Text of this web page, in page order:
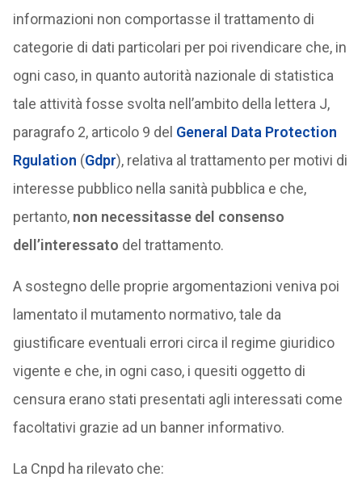
informazioni non comportasse il trattamento di
categorie di dati particolari per poi rivendicare che, in
ogni caso, in quanto autorità nazionale di statistica
tale attività fosse svolta nell’ambito della lettera J,
paragrafo 2, articolo 9 del General Data Protection
Rgulation (Gdpr), relativa al trattamento per motivi di
interesse pubblico nella sanità pubblica e che,
pertanto, non necessitasse del consenso
dell’interessato del trattamento.
A sostegno delle proprie argomentazioni veniva poi
lamentato il mutamento normativo, tale da
giustificare eventuali errori circa il regime giuridico
vigente e che, in ogni caso, i quesiti oggetto di
censura erano stati presentati agli interessati come
facoltativi grazie ad un banner informativo.
La Cnpd ha rilevato che: